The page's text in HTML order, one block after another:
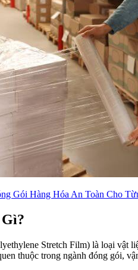
Gói Hàng Hóa An Toàn Cho
Stretch Film) là loại vật
thuộc trong ngành đóng gói,